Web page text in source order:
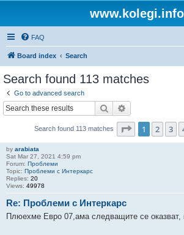
www.kolegi.info
FAQ
Board index Search
Search found 113 matches
Go to advanced search
Search
Search found 113 matches Page 1of 8
1 2 3
by arabiata
Sat Mar 27, 2021 4:59 pm
Forum: Проблеми
Topic: Проблеми с Интеркарс
Replies: 20
Views: 49978
Re: Проблеми с Интеркарс
Плюехме Евро 07,ама следващите се оказват,